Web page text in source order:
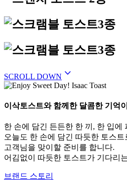
SCROLL DOWN expand_more
이삭토스트와 함께한 달콤한 기억
한 손에 담긴 든든한 한 끼, 한 입에
오늘도 한 손에 담긴 따듯한 토스
고객님을 맞이할 준비를 합니다.
어김없이 따듯한 토스트가 기다리
브랜드 스토리